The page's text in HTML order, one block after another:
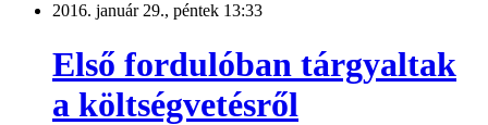
2016. január 29., péntek 13:33
Első fordulóban tárgyaltak
a költségvetésről